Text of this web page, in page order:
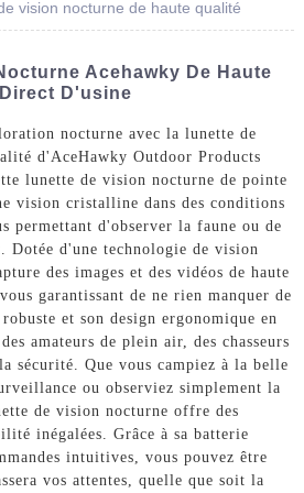
vision nocturne de haute qualité
Acehawky De Haute
D'usine
nocturne avec la lunette de
d'AceHawky Outdoor Products
lunette de vision nocturne de pointe
vision cristalline dans des conditions
permettant d'observer la faune ou de
Dotée d'une technologie de vision
des images et des vidéos de haute
garantissant de ne rien manquer de
et son design ergonomique en
amateurs de plein air, des chasseurs
sécurité. Que vous campiez à la belle
ou observiez simplement la
de vision nocturne offre des
inégalées. Grâce à sa batterie
intuitives, vous pouvez être
vos attentes, quelle que soit la